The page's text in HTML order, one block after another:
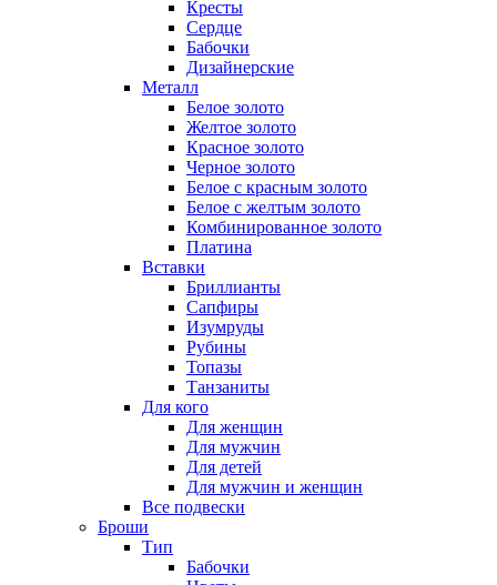
Кресты
Сердце
Бабочки
Дизайнерские
Металл
Белое золото
Желтое золото
Красное золото
Черное золото
Белое с красным золото
Белое с желтым золото
Комбинированное золото
Платина
Вставки
Бриллианты
Сапфиры
Изумруды
Рубины
Топазы
Танзаниты
Для кого
Для женщин
Для мужчин
Для детей
Для мужчин и женщин
Все подвески
Броши
Тип
Бабочки